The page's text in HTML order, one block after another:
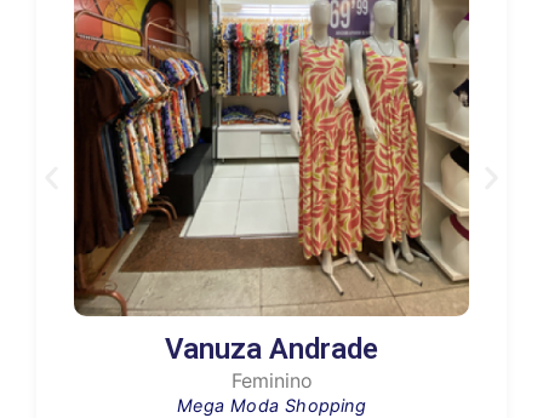
Vanuza Andrade
Feminino
Mega Moda Shopping